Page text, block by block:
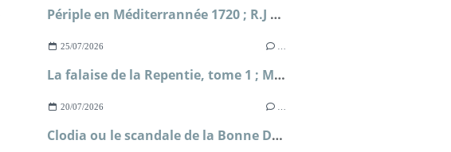
Périple en Méditerrannée 1720 ; R.J Masselauze
25/07/2026
La falaise de la Repentie, tome 1 ; Marie-Béatrice Gauvin
20/07/2026
Clodia ou le scandale de la Bonne Déesse ; Sophie Malick-Prunier